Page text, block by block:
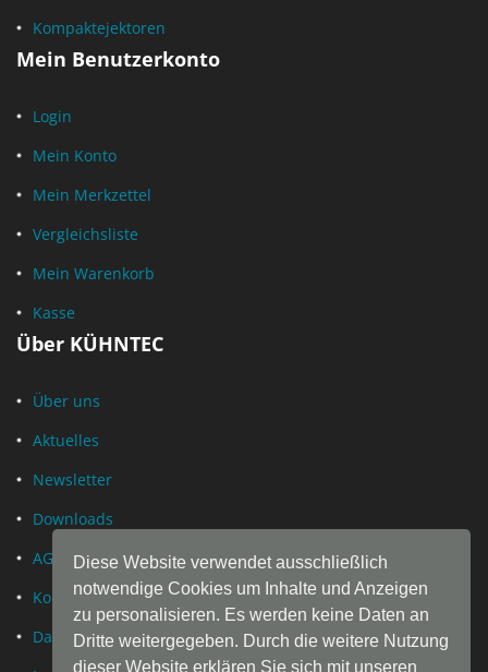
Diese Website verwendet ausschließlich
notwendige Cookies um Inhalte und Anzeigen
zu personalisieren. Es werden keine Daten an
Dritte weitergegeben. Durch die weitere Nutzung
dieser Website erklären Sie sich mit unseren
Kompaktejektoren
Mein Benutzerkonto
Login
Mein Konto
Mein Merkzettel
Vergleichsliste
Mein Warenkorb
Kasse
Über KÜHNTEC
Über uns
Aktuelles
Newsletter
Downloads
AGB
Kontakt
Datenschutz